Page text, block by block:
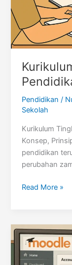
Pendidikan /
Sekolah
Kurikulum
Konsep,
pendidikan
perubahan
Kurikulum
Pendidikan
(KTSP)
Read More »